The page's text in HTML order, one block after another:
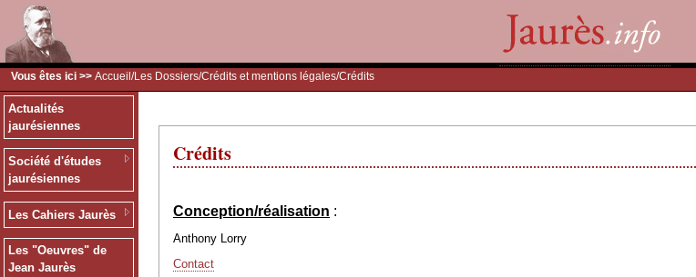
Vous êtes ici >> Accueil /Les Dossiers/Crédits et mentions légales/Crédits
Actualités
jaurésiennes
Société d'études
jaurésiennes
Les Cahiers Jaurès
Les "Oeuvres" de
Jean Jaurès
Crédits
Conception/réalisation :
Anthony Lorry
Contact